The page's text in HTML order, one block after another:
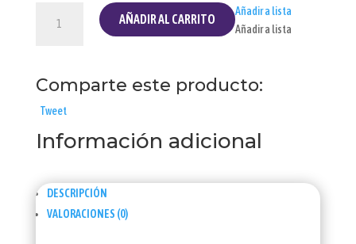
Macarena
AÑADIR AL CARRITO
Añadir a lista
Añadir a lista
Comparte este producto:
Tweet
Información adicional
DESCRIPCIÓN
VALORACIONES (0)